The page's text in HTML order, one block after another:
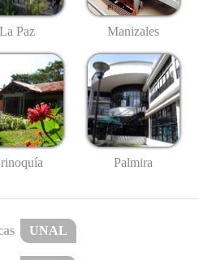
La Paz Manizales
Palmira
UNAL